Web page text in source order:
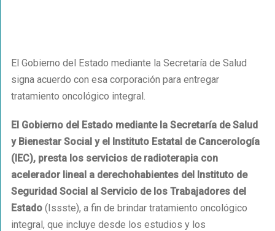
El Gobierno del Estado mediante la Secretaría de Salud
signa acuerdo con esa corporación para entregar
tratamiento oncológico integral.
El Gobierno del Estado mediante la Secretaría de Salud
y Bienestar Social y el Instituto Estatal de Cancerología
(IEC), presta los servicios de radioterapia con
acelerador lineal a derechohabientes del Instituto de
Seguridad Social al Servicio de los Trabajadores del
Estado(Issste), a fin de brindar tratamiento oncológico
integral, que incluye desde los estudios y los